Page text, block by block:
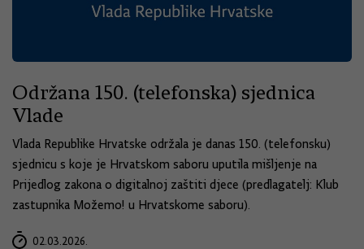
Održana 150. (telefonska) sjednica
Vlade
Vlada Republike Hrvatske održala je danas 150. (telefonsku)
sjednicu s koje je Hrvatskom saboru uputila mišljenje na
Prijedlog zakona o digitalnoj zaštiti djece (predlagatelj: Klub
zastupnika Možemo! u Hrvatskome saboru).
02.03.2026.